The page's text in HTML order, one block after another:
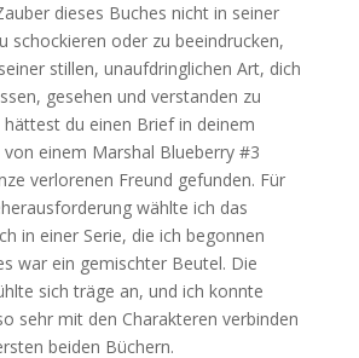
dieses Buches nicht in seiner
schockieren oder zu beeindrucken,
stillen, unaufdringlichen Art, dich
gesehen und verstanden zu
du einen Brief in deinem
einem Marshal Blueberry #3
verlorenen Freund gefunden. Für
wählte ich das
in einer Serie, die ich begonnen
war ein gemischter Beutel. Die
sich träge an, und ich konnte
sehr mit den Charakteren verbinden
beiden Büchern.